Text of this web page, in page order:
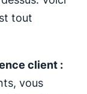
tout
client :
vous